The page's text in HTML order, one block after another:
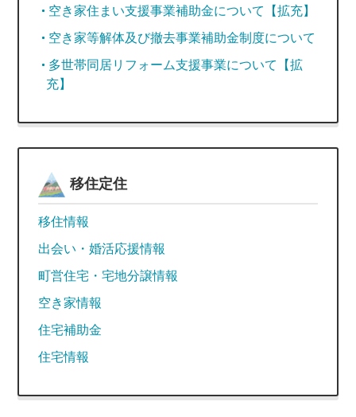
空き家住まい支援事業補助金について【拡充】
空き家等解体及び撤去事業補助金制度について
多世帯同居リフォーム支援事業について【拡
充】
移住定住
移住情報
出会い・婚活応援情報
町営住宅・宅地分譲情報
空き家情報
住宅補助金
住宅情報